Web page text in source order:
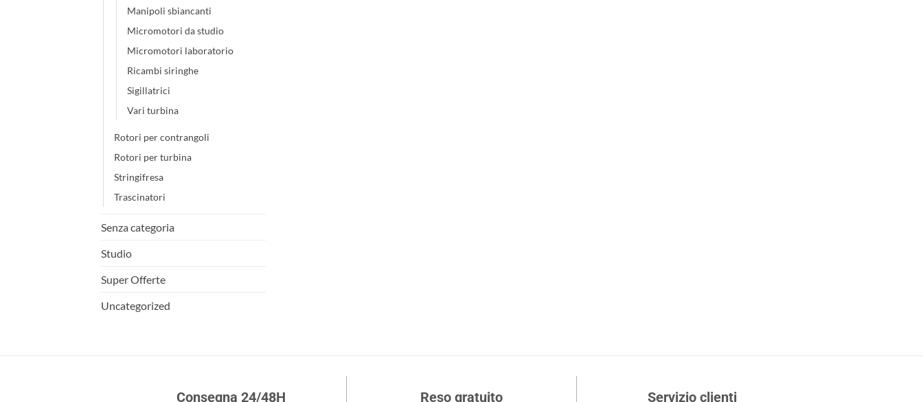
Manipoli sbiancanti
Micromotori da studio
Micromotori laboratorio
Ricambi siringhe
Sigillatrici
Vari turbina
Rotori per contrangoli
Rotori per turbina
Stringifresa
Trascinatori
Senza categoria
Studio
Super Offerte
Uncategorized
Consegna 24/48H Reso gratuito Servizio clienti